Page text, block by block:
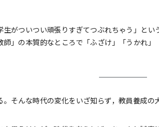
がついつい頑張りすぎてつぶれちゃう」と
」の本質的なところで「ふざけ」「うかれ
そんな時代の変化をいざ知らず，教員養成の